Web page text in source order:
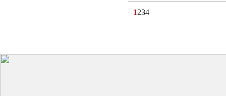
1234